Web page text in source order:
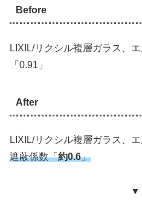
Before
LIXIL/リクシル複層ガラス、
「0.91」
After
LIXIL/リクシル複層ガラス、
遮蔽係数「約0.6」
▼